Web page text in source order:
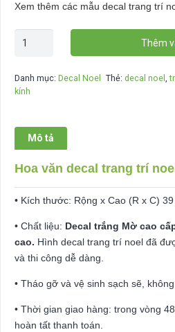
Xem thêm các mẫu decal trang trí
Decal
noel
số
lượng
Thêm
Danh mục: Decal Noel Thẻ:decal noel ,
kính
Mô tả
Hoa văn decal trang trí
• Kích thước: Rộng x Cao (R x C)
• Chất liệu: Decal trắng Mờ cao
cao. Hình decal trang trí noel đã
và thi công dễ dàng.
• Tháo gỡ và vệ sinh sạch sẽ,
• Thời gian giao hàng: trong vòng
hoàn tất thanh toán.